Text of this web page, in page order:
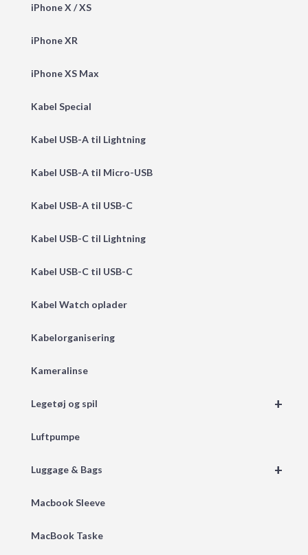
iPhone X / XS
iPhone XR
iPhone XS Max
Kabel Special
Kabel USB-A til Lightning
Kabel USB-A til Micro-USB
Kabel USB-A til USB-C
Kabel USB-C til Lightning
Kabel USB-C til USB-C
Kabel Watch oplader
Kabelorganisering
Kameralinse
+
Legetøj og spil
Luftpumpe
+
Luggage & Bags
Macbook Sleeve
MacBook Taske